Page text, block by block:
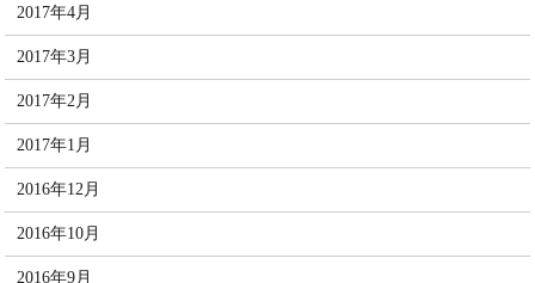
2017年4月
2017年3月
2017年2月
2017年1月
2016年12月
2016年10月
2016年9月